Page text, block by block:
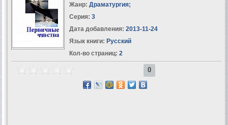
Жанр: Драматургия;
Серия: 3
Дата добавления: 2013-11-24
Язык книги: Русский
Кол-во страниц: 2
0